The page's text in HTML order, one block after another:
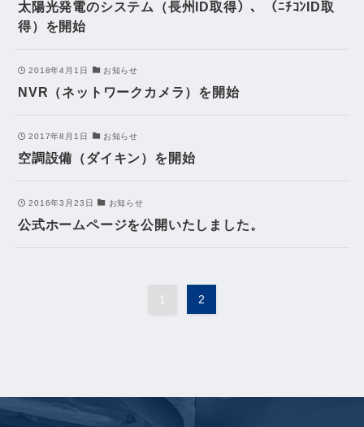
太陽光発電のシステム（長州ID取得）、（ﾆﾁｺﾝID取
得）を開始
2018年4月1日 お知らせ
NVR（ネットワークカメラ）を開始
2017年8月1日 お知らせ
空調設備（ダイキン）を開始
2016年3月23日 お知らせ
公式ホームページを公開いたしました。
1 2